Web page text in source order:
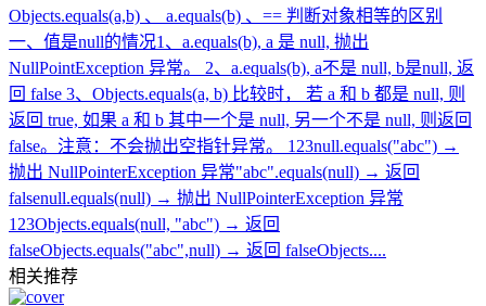
Objects.equals(a,b) 、 a.equals(b) 、== 判断对象相等的区别
一、值是null的情况1、a.equals(b), a 是 null, 抛出
NullPointException 异常。 2、a.equals(b), a不是 null, b是null, 返
回 false 3、Objects.equals(a, b) 比较时， 若 a 和 b 都是 null, 则
返回 true, 如果 a 和 b 其中一个是 null, 另一个不是 null, 则返回
false。注意：不会抛出空指针异常。 123null.equals("abc") →
抛出 NullPointerException 异常"abc".equals(null) → 返回
falsenull.equals(null) → 抛出 NullPointerException 异常
123Objects.equals(null, "abc") → 返回
falseObjects.equals("abc",null) → 返回 falseObjects....
相关推荐